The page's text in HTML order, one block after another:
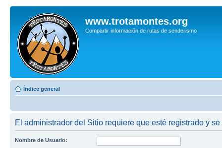
www.trotamontes.org
Compartir información de rutas de senderismo
Índice general
El administrador del Sitio requiere que esté registrado y
Nombre de Usuario: